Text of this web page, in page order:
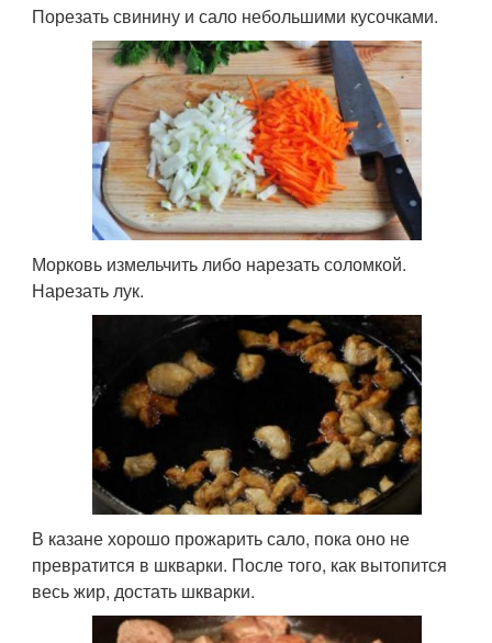
Порезать свинину и сало небольшими кусочками.
Морковь измельчить либо нарезать соломкой.
Нарезать лук.
В казане хорошо прожарить сало, пока оно не
превратится в шкварки. После того, как вытопится
весь жир, достать шкварки.